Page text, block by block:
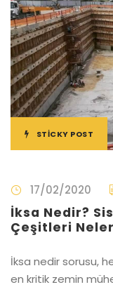
STICKY POST
17/02/2020
İksa Nedir?
Çeşitleri
İksa nedir sorusu,
en kritik zemin